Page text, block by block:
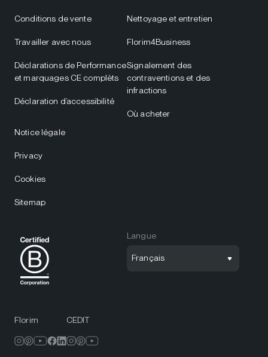
Conditions de vente
Travailler avec nous
Déclarations de Performance
et marquages CE complèts
Déclaration d’accessibilité
Nettoyage et entretien
Florim4Business
Signalement des
contraventions et des
infractions
Où acheter
Notice légale
Privacy
Cookies
Sitemap
Langue
Français
Florim CEDIT